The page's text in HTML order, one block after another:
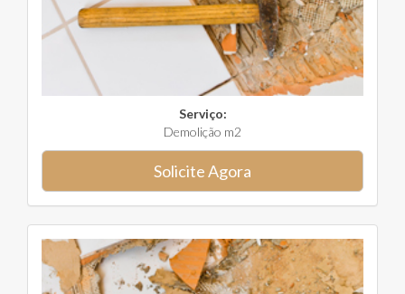
Serviço:
Demolição m2
Solicite Agora